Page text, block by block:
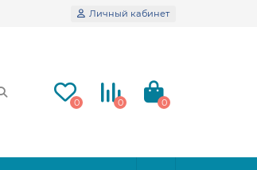
Личный кабинет
0 0 0